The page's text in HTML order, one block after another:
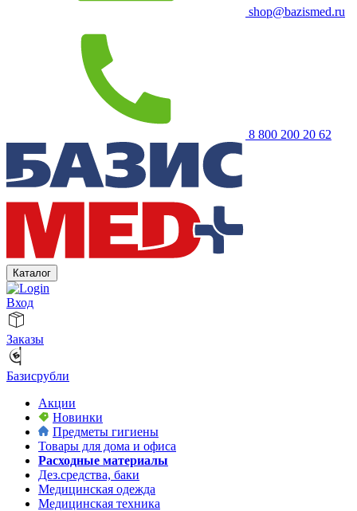
shop@bazismed.ru
8 800 200 20 62
Каталог
Вход
Заказы
Базисрубли
Акции
Новинки
Предметы гигиены
Товары для дома и офиса
Расходные материалы
Дез.средства, баки
Медицинская одежда
Медицинская техника